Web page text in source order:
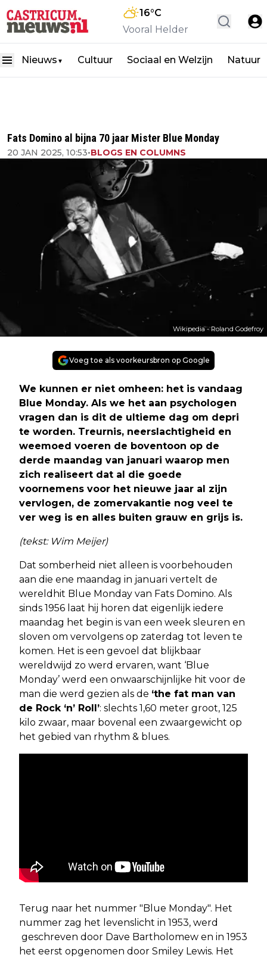
16°C
Vooral Helder
Nieuws ▼ Cultuur Sociaal en Welzijn Natuur
Fats Domino al bijna 70 jaar Mister Blue Monday
20 JAN 2025, 10:53•BLOGS EN COLUMNS
Wikipedia - Roland Godefroy
Voeg toe als voorkeursbron op Google
We kunnen er niet omheen: het is vandaag
Blue Monday. Als we het aan psychologen
vragen dan is dit de ultieme dag om depri
te worden. Treurnis, neerslachtigheid en
weemoed voeren de boventoon op de
derde maandag van januari waarop men
zich realiseert dat al die goede
voornemens voor het nieuwe jaar al zijn
vervlogen, de zomervakantie nog veel te
ver weg is en alles buiten grauw en grijs is.
(tekst: Wim Meijer)
Dat somberheid niet alleen is voorbehouden
aan die ene maandag in januari vertelt de
wereldhit Blue Monday van Fats Domino. Als
sinds 1956 laat hij horen dat eigenlijk iedere
maandag het begin is van een week sleuren en
sloven om vervolgens op zaterdag tot leven te
komen. Het is een gevoel dat blijkbaar
wereldwijd zo werd ervaren, want ‘Blue
Monday’ werd een onwaarschijnlijke hit voor de
man die werd gezien als de ‘the fat man van
de Rock ‘n’ Roll’: slechts 1,60 meter groot, 125
kilo zwaar, maar bovenal een zwaargewicht op
het gebied van rhythm & blues.
Terug naar het nummer "Blue Monday". Het
nummer zag het levenslicht in 1953, werd
geschreven door Dave Bartholomew en in 1953
het eerst opgenomen door Smiley Lewis. Het